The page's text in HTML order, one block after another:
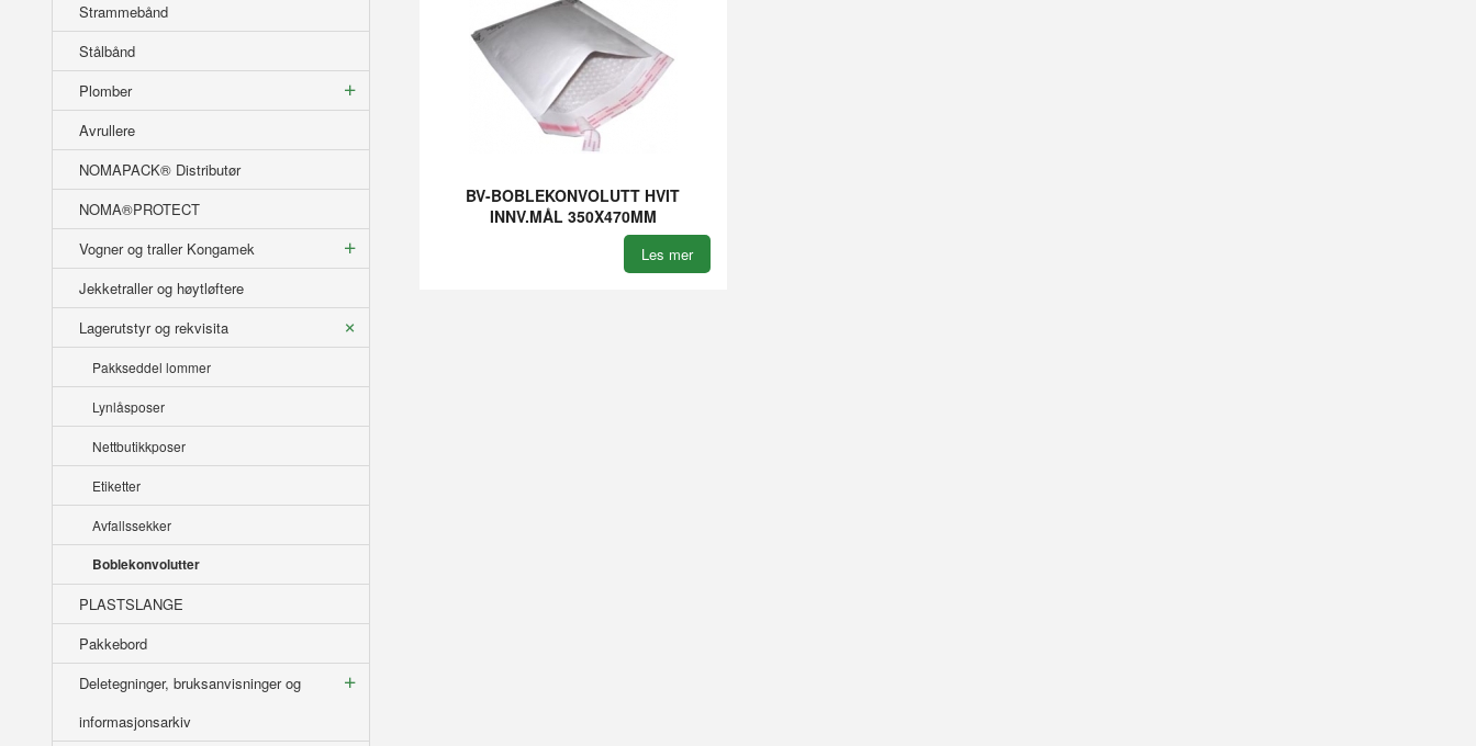
Strammebånd
Stålbånd
Plomber
Avrullere
NOMAPACK® Distributør
NOMA®PROTECT
Vogner og traller Kongamek
Jekketraller og høytløftere
Lagerutstyr og rekvisita
Pakkseddel lommer
Lynlåsposer
Nettbutikkposer
Etiketter
Avfallssekker
Boblekonvolutter
PLASTSLANGE
Pakkebord
Deletegninger, bruksanvisninger og
informasjonsarkiv
BV-BOBLEKONVOLUTT HVIT
INNV.MÅL 350X470MM
Les mer